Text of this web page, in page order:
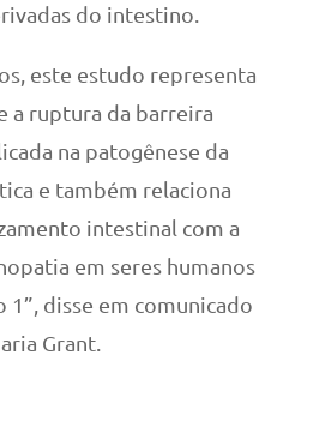
do intestino.
este estudo representa
a ruptura da barreira
na patogênese da
e também relaciona
intestinal com a
em seres humanos
disse em comunicado
Grant.